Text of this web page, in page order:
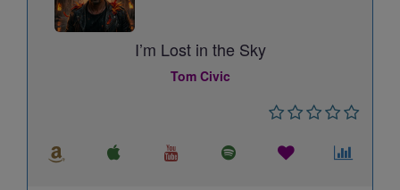
I’m Lost in the Sky
Tom Civic